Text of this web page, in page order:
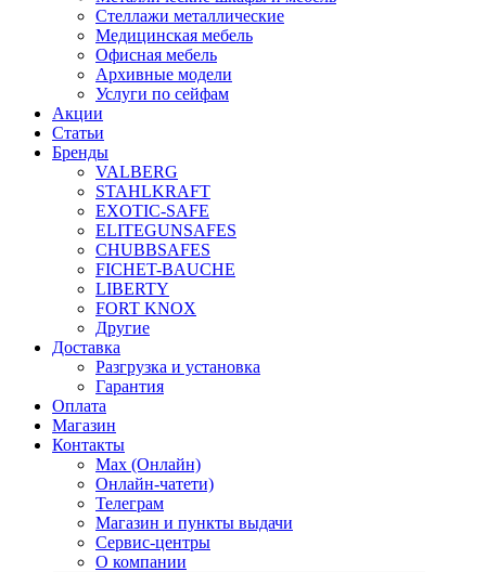
Стеллажи металлические
Медицинская мебель
Офисная мебель
Архивные модели
Услуги по сейфам
Акции
Статьи
Бренды
VALBERG
STAHLKRAFT
EXOTIC-SAFE
ELITEGUNSAFES
CHUBBSAFES
FICHET-BAUCHE
LIBERTY
FORT KNOX
Другие
Доставка
Разгрузка и установка
Гарантия
Оплата
Магазин
Контакты
Max (Онлайн)
Онлайн-чатети)
Телеграм
Магазин и пункты выдачи
Сервис-центры
О компании